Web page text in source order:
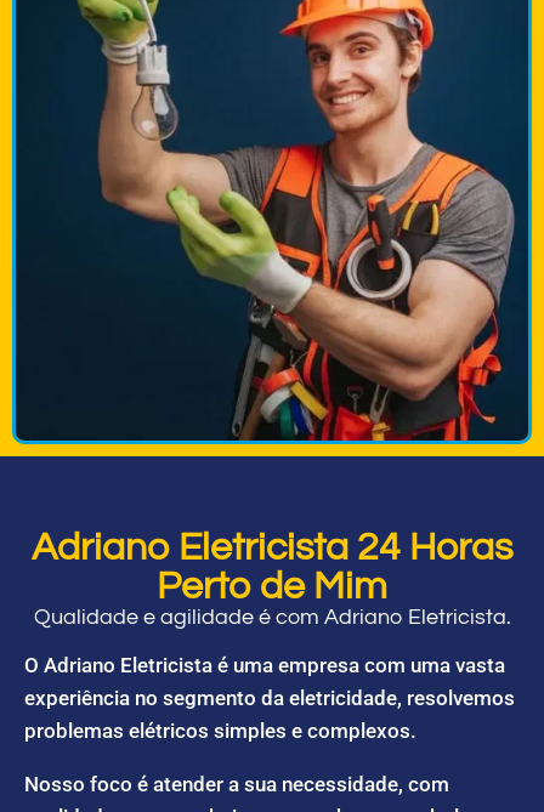
Adriano Eletricista 24 Horas
Perto de Mim
Qualidade e agilidade é com Adriano Eletricista.
O Adriano Eletricista é uma empresa com uma vasta
experiência no segmento da eletricidade, resolvemos
problemas elétricos simples e complexos.
Nosso foco é atender a sua necessidade, com